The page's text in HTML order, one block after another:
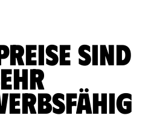
sind